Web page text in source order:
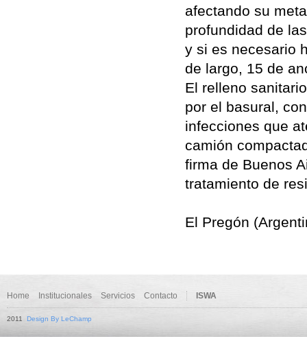
afectando su
profundidad de
y si es necesario
de largo, 15 de
El relleno
por el basural,
infecciones que
camión
firma de Buenos
tratamiento de
El Pregón
Home Institucionales Servicios Contacto ISWA
2011 Design By LeChamp